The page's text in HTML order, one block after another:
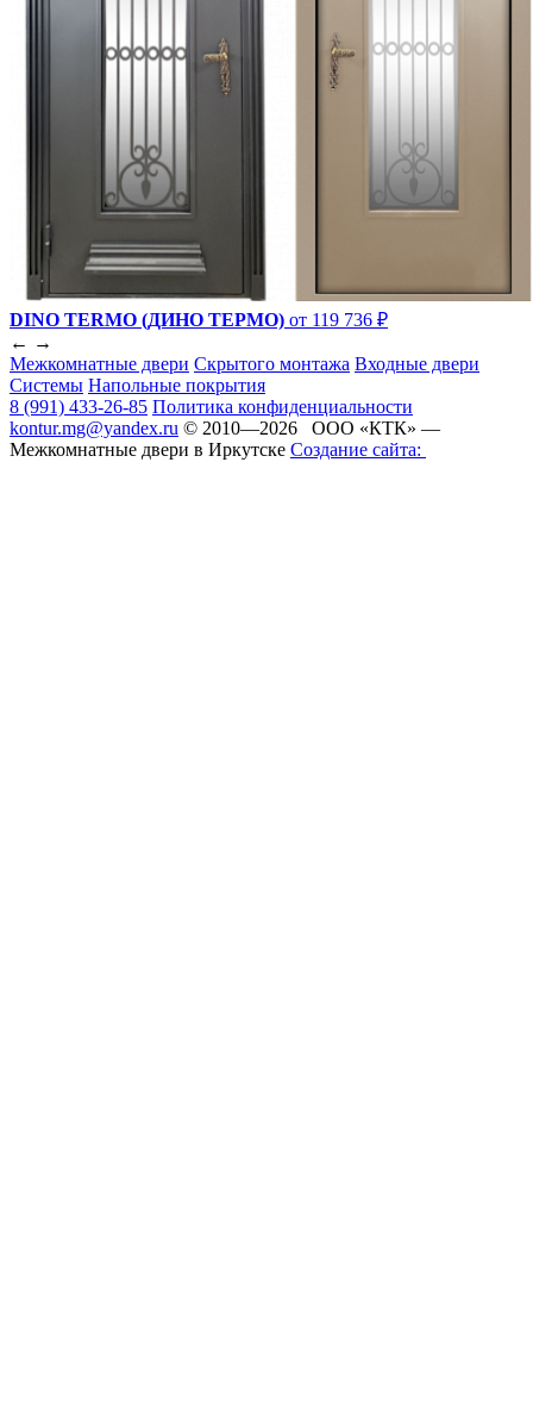
DINO TERMO (ДИНО ТЕРМО) от 119 736 ₽
← →
Межкомнатные двери Скрытого монтажа Входные двери
Системы Напольные покрытия
8 (991) 433-26-85 Политика конфиденциальности
kontur.mg@yandex.ru © 2010—2026 ООО «КТК» —
Межкомнатные двери в Иркутске Создание сайта: